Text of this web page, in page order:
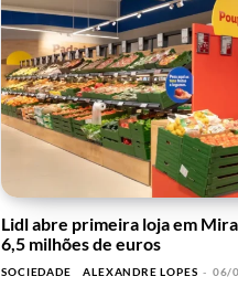
Lidl abre primeira loja em
6,5 milhões de euros
SOCIEDADE ALEXANDRE LOPES - 06/